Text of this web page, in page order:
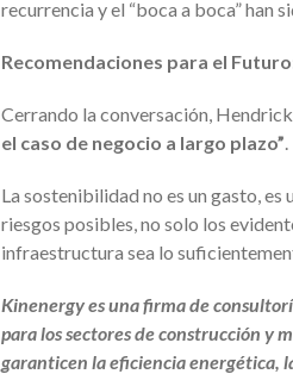
recurrencia y el “boca a boca” han
Recomendaciones para el
Cerrando la conversación,
el caso de negocio a largo plazo”.
La sostenibilidad no es un gasto,
riesgos posibles, no solo los
infraestructura sea lo
Kinenergy es una firma de
para los sectores de construcción y
garanticen la eficiencia energética,